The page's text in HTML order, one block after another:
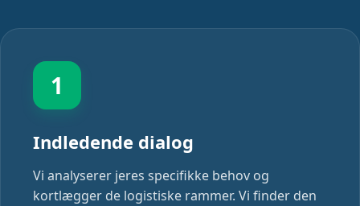
1
Indledende dialog
Vi analyserer jeres specifikke behov og
kortlægger de logistiske rammer. Vi finder den